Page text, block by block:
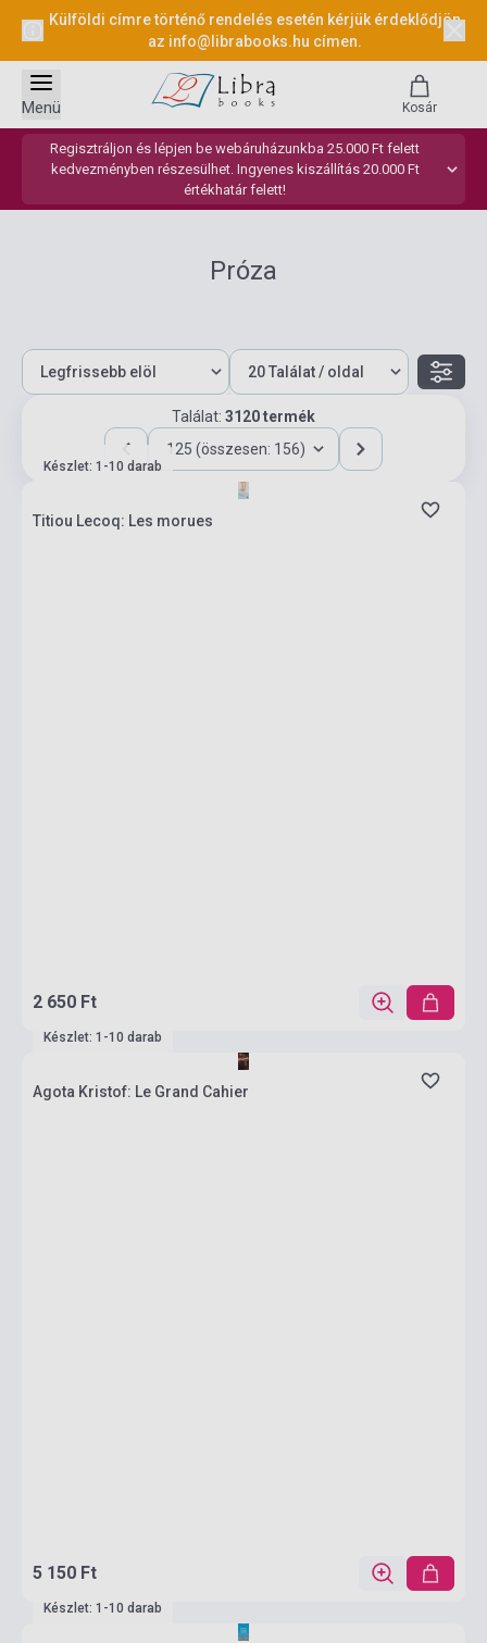
Külföldi címre történő rendelés esetén kérjük érdeklődjön
az info@librabooks.hu címen.
Regisztráljon és lépjen be webáruházunkba 25.000 Ft felett
kedvezményben részesülhet. Ingyenes kiszállítás 20.000 Ft
értékhatár felett!
Menü Kosár
Próza
Találat: 3120 termék
125 (összesen: 156)
Készlet: 1-10 darab
Titiou Lecoq: Les morues
2 650 Ft
Készlet: 1-10 darab
Agota Kristof: Le Grand Cahier
5 150 Ft
Készlet: 1-10 darab